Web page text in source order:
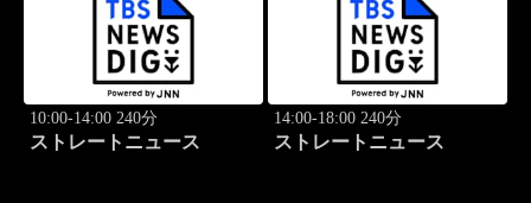
10:00-14:00 240分
ストレートニュース
14:00-18:00 240分
ストレートニュース